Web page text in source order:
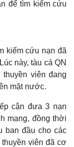
để tìm kiếm cứu
kiếm cứu nạn đã
này, tàu cá QN
viên đang
mặt nước.
cận đưa 3 nạn
mạng, đồng thời
ban đầu cho các
viên đã cơ